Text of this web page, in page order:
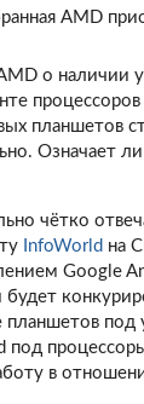
AMD
о наличии
планшетов
Означает
чётко
InfoWorld на
Google
будет
планшетов
под
в